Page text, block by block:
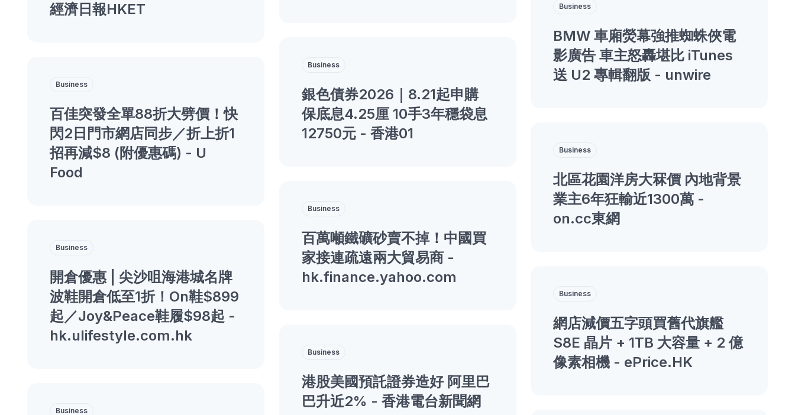
經濟日報HKET
Business
BMW 車廂熒幕強推蜘蛛俠電
影廣告 車主怒轟堪比 iTunes
送 U2 專輯翻版 - unwire
Business
銀色債券2026｜8.21起申購
保底息4.25厘 10手3年穩袋息
12750元 - 香港01
Business
百佳突發全單88折大劈價！快
閃2日門市網店同步／折上折1
招再減$8 (附優惠碼) - U
Food
Business
北區花園洋房大冧價 內地背景
業主6年狂輸近1300萬 -
on.cc東網
Business
百萬噸鐵礦砂賣不掉！中國買
家接連疏遠兩大貿易商 -
hk.finance.yahoo.com
Business
開倉優惠 | 尖沙咀海港城名牌
波鞋開倉低至1折！On鞋$899
起／Joy&Peace鞋履$98起 -
hk.ulifestyle.com.hk
Business
網店減價五字頭買舊代旗艦
S8E 晶片 + 1TB 大容量 + 2 億
像素相機 - ePrice.HK
Business
港股美國預託證券造好 阿里巴
巴升近2% - 香港電台新聞網
Business